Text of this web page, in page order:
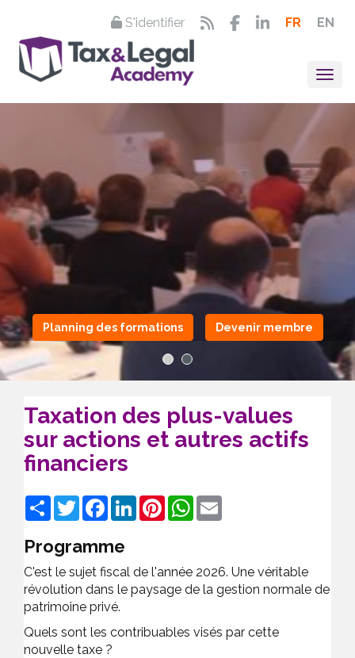
S'identifier FR EN
Planning des formations Devenir membre
1 2
Taxation des plus-values
sur actions et autres actifs
financiers
ShareTwitterFacebook
LinkedInPinterestWhatsApp
Programme
C'est le sujet fiscal de l'année 2026. Une véritable
révolution dans le paysage de la gestion normale de
patrimoine privé.
Quels sont les contribuables visés par cette
nouvelle taxe ?